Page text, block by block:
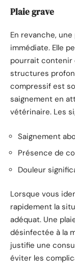
Plaie grave
En revanche, une
immédiate. Elle
pourrait contenir
structures
compressif est
saignement en
vétérinaire. Les
Saignement
Présence de
Douleur
Lorsque vous
rapidement la
adéquat. Une
désinfectée à la
justifie une
éviter les